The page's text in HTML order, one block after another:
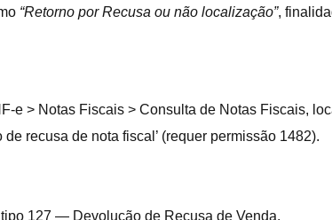
“Retorno por Recusa ou não localização”,
e > Notas Fiscais > Consulta de Notas Fiscais,
recusa de nota fiscal’ (requer permissão 1482).
127 — Devolução de Recusa de Venda.